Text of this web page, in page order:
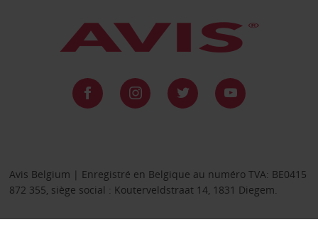
Avis Belgium | Enregistré en Belgique au numéro TVA: BE0415
872 355, siège social : Kouterveldstraat 14, 1831 Diegem.